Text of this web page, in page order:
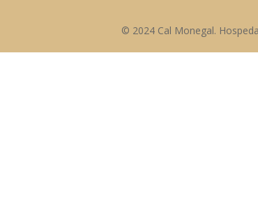
© 2024 Cal Monegal.